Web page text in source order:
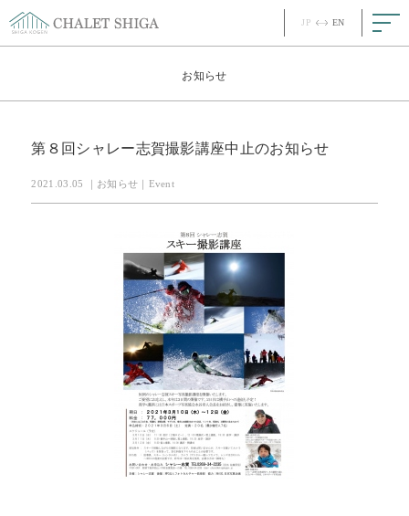
JP EN
お知らせ
第８回シャレー志賀撮影講座中止のお知らせ
2021.03.05 ｜お知らせ｜Event
JP EN
お食事
館内
最新情報
ご質問
お問合せ 交通アクセス